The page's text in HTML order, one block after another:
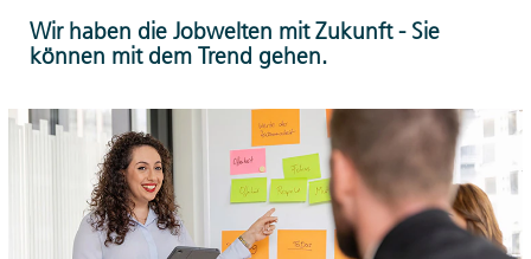
Expertinnen und
Experten durchstarten.
Wir haben die Jobwelten mit Zukunft - Sie
können mit dem Trend gehen.